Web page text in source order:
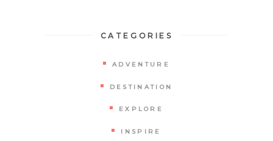
CATEGORIES
ADVENTURE
DESTINATION
EXPLORE
INSPIRE